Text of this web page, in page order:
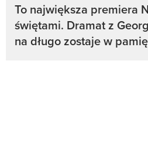
To największa premiera
świętami. Dramat z
na długo zostaje w